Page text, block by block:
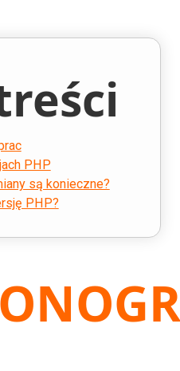
PHP
są konieczne?
PHP?